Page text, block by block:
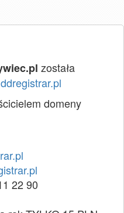
została
ddregistrar.pl
domeny
22 90